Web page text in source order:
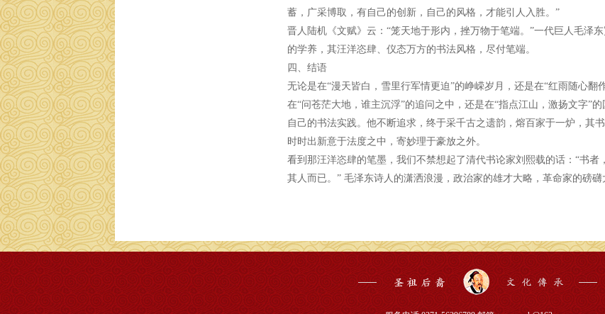
蓄，广采博取，有自己的创新，自己的风格，才能引人入胜。”
晋人陆机《文赋》云：“笼天地于形内，挫万物于笔端。”一代巨人毛泽
的学养，其汪洋恣肆、仪态万方的书法风格，尽付笔端。
四、结语
无论是在“漫天皆白，雪里行军情更迫”的峥嵘岁月，还是在“红雨随心翻
在“问苍茫大地，谁主沉浮”的追问之中，还是在“指点江山，激扬文字”
自己的书法实践。他不断追求，终于采千古之遗韵，熔百家于一炉，其
时时出新意于法度之中，寄妙理于豪放之外。
看到那汪洋恣肆的笔墨，我们不禁想起了清代书论家刘熙载的话：“书
其人而已。” 毛泽东诗人的潇洒浪漫，政治家的雄才大略，革命家的磅